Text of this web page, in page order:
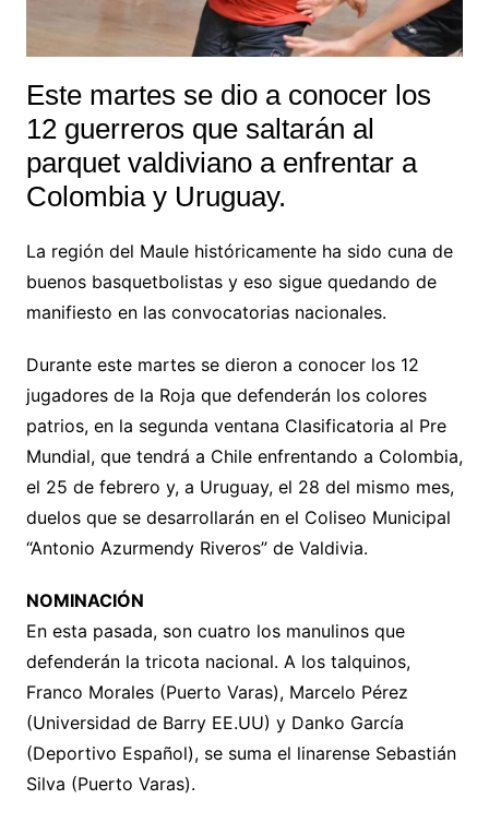
Este martes se dio a conocer los
12 guerreros que saltarán al
parquet valdiviano a enfrentar a
Colombia y Uruguay.
La región del Maule históricamente ha sido cuna de
buenos basquetbolistas y eso sigue quedando de
manifiesto en las convocatorias nacionales.
Durante este martes se dieron a conocer los 12
jugadores de la Roja que defenderán los colores
patrios, en la segunda ventana Clasificatoria al Pre
Mundial, que tendrá a Chile enfrentando a Colombia,
el 25 de febrero y, a Uruguay, el 28 del mismo mes,
duelos que se desarrollarán en el Coliseo Municipal
“Antonio Azurmendy Riveros” de Valdivia.
NOMINACIÓN
En esta pasada, son cuatro los manulinos que
defenderán la tricota nacional. A los talquinos,
Franco Morales (Puerto Varas), Marcelo Pérez
(Universidad de Barry EE.UU) y Danko García
(Deportivo Español), se suma el linarense Sebastián
Silva (Puerto Varas).